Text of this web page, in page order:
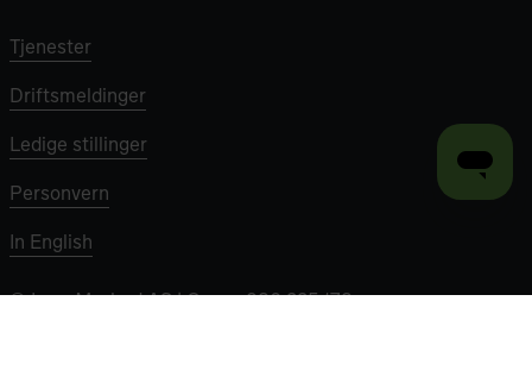
Tjenester
Driftsmeldinger
Ledige stillinger
Personvern
In English
©Lyse Marked AS| Org nr 980 335 178